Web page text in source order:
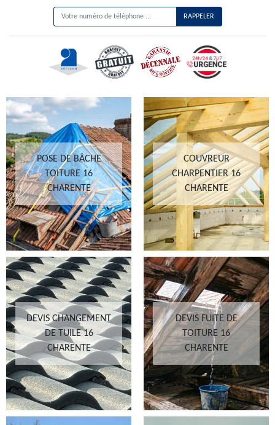
POSE DE BÂCHE
TOITURE 16
CHARENTE
COUVREUR
CHARPENTIER 16
CHARENTE
DEVIS CHANGEMENT
DE TUILE 16
CHARENTE
DEVIS FUITE DE
TOITURE 16
CHARENTE